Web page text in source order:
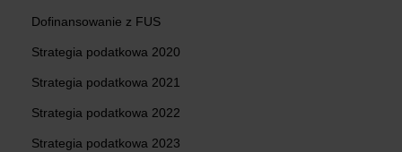
Dofinansowanie z FUS
Strategia podatkowa 2020
Strategia podatkowa 2021
Strategia podatkowa 2022
Strategia podatkowa 2023